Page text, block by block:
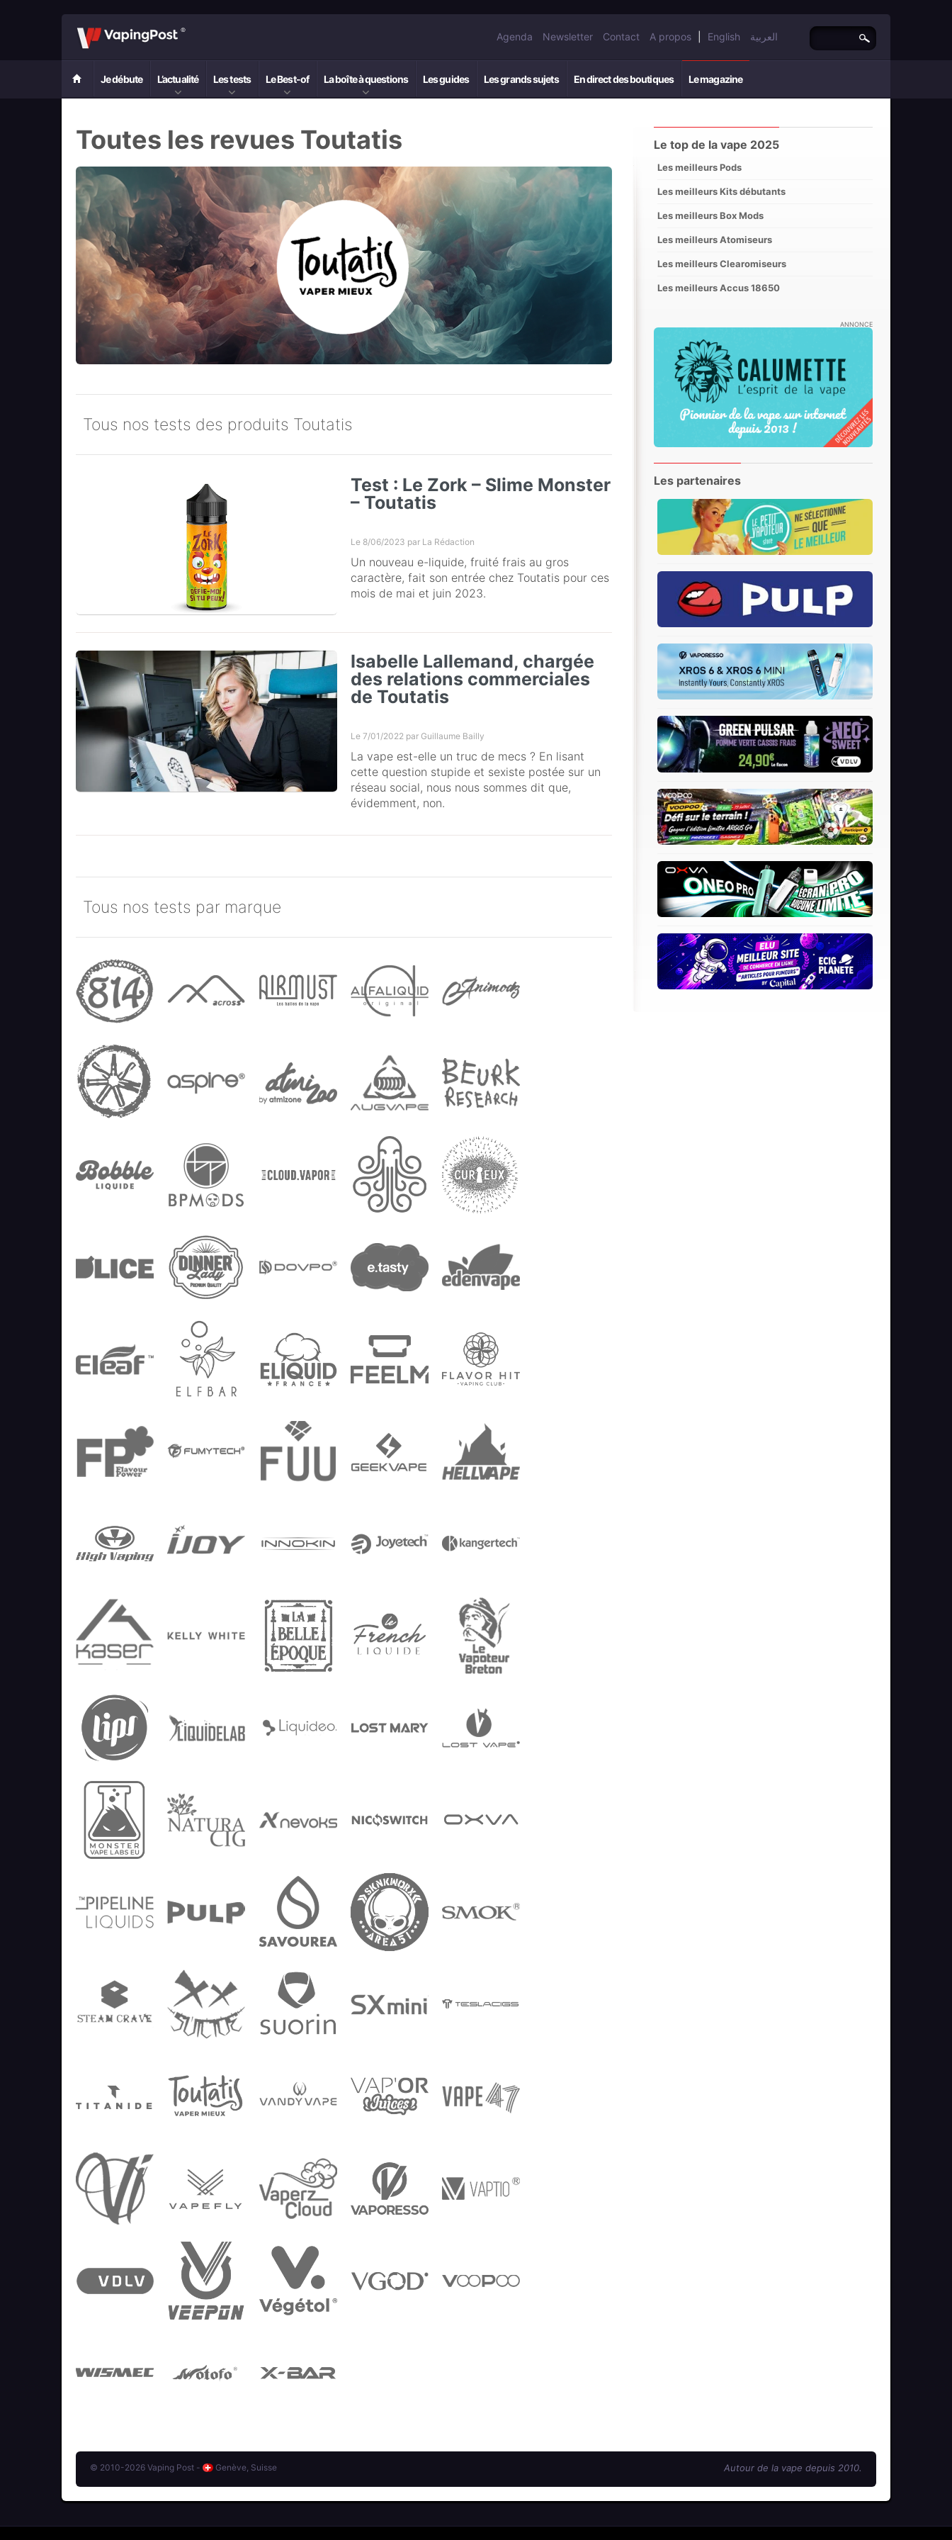
Agenda Newsletter Contact A propos English العربية
Je débute L’actualité Les tests Le Best-of La boîte à questions Les guides Les grands sujets En direct des boutiques Le magazine
Toutes les revues Toutatis
Tous nos tests des produits Toutatis
Test : Le Zork – Slime Monster
– Toutatis
Le 8/06/2023 par La Rédaction
Un nouveau e-liquide, fruité frais au gros
caractère, fait son entrée chez Toutatis pour ces
mois de mai et juin 2023.
Isabelle Lallemand, chargée
des relations commerciales
de Toutatis
Le 7/01/2022 par Guillaume Bailly
La vape est-elle un truc de mecs ? En lisant
cette question stupide et sexiste postée sur un
réseau social, nous nous sommes dit que,
évidemment, non.
Tous nos tests par marque
Le top de la vape 2025
Les meilleurs Pods
Les meilleurs Kits débutants
Les meilleurs Box Mods
Les meilleurs Atomiseurs
Les meilleurs Clearomiseurs
Les meilleurs Accus 18650
ANNONCE
Les partenaires
© 2010-2026 Vaping Post - Genève, Suisse Autour de la vape depuis 2010.